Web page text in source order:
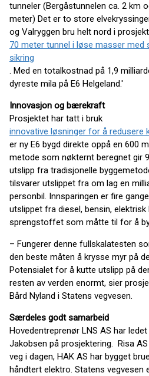
tunneler (Bergåstunnelen ca. 2 km
meter) Det er to store
og Valryggen bru helt nord i
70 meter tunnel i løse masser
sikring
. Med en totalkostnad på 1,9
dyreste mila på E6 Helgeland.'
Innovasjon og bærekraft
Prosjektet har tatt i bruk
innovative løsninger for å redusere
er ny E6 bygd direkte oppå en 600
metode som nøkternt beregnet gir
utslipp fra tradisjonelle
tilsvarer utslippet fra om lag en
personbil. Innsparingen er fire
utslippet fra diesel, bensin,
sprengstoffet som måtte til for å
– Fungerer denne fullskalatesten
den beste måten å krysse myr på
Potensialet for å kutte utslipp på
resten av verden enormt, sier
Bård Nyland i Statens vegvesen.
Særdeles godt samarbeid
Hovedentreprenør LNS AS har
Jakobsen på prosjektering. Risa
veg i dagen, HAK AS har bygget
håndtert elektro. Statens